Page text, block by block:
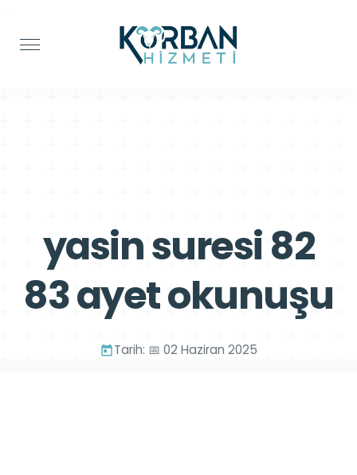
yasin suresi 82
83 ayet okunuşu
Tarih: 📅 02 Haziran 2025